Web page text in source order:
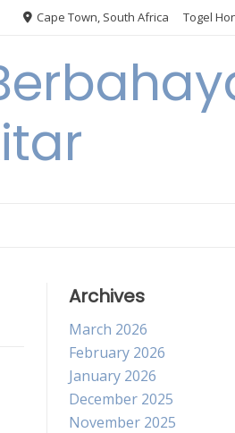
Cape Town, South Africa Togel
Archives
March 2026
February 2026
January 2026
December 2025
November 2025